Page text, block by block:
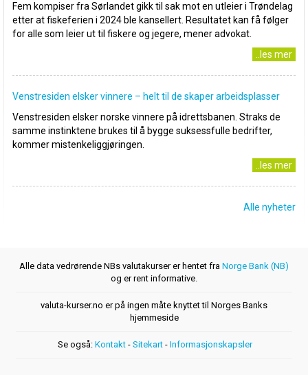
Fem kompiser fra Sørlandet gikk til sak mot en utleier i Trøndelag
etter at fiskeferien i 2024 ble kansellert. Resultatet kan få følger
for alle som leier ut til fiskere og jegere, mener advokat.
..les mer
Venstresiden elsker vinnere – helt til de skaper arbeidsplasser
Venstresiden elsker norske vinnere på idrettsbanen. Straks de
samme instinktene brukes til å bygge suksessfulle bedrifter,
kommer mistenkeliggjøringen.
..les mer
Alle nyheter
Alle data vedrørende NBs valutakurser er hentet fra Norge Bank (NB)
og er rent informative.
valuta-kurser.no er på ingen måte knyttet til Norges Banks
hjemmeside
Se også: Kontakt - Sitekart - Informasjonskapsler